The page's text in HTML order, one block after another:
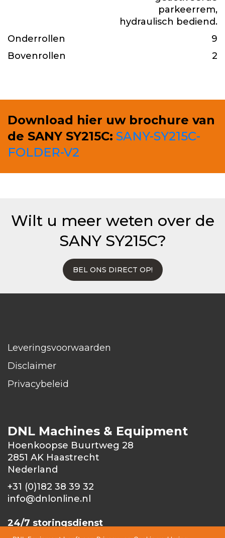
parkeerrem,
hydraulisch bediend.
Onderrollen
9
Bovenrollen
2
Download hier uw brochure van
de SANY SY215C: SANY-SY215C-
FOLDER-V2
Wilt u meer weten over de
SANY SY215C?
BEL ONS DIRECT OP!
Leveringsvoorwaarden
Disclaimer
Privacybeleid
DNL Machines & Equipment
Hoenkoopse Buurtweg 28
2851 AK Haastrecht
Nederland
+31 (0)182 38 39 32
info@dnlonline.nl
24/7 storingsdienst
+31 (0)6 1003379